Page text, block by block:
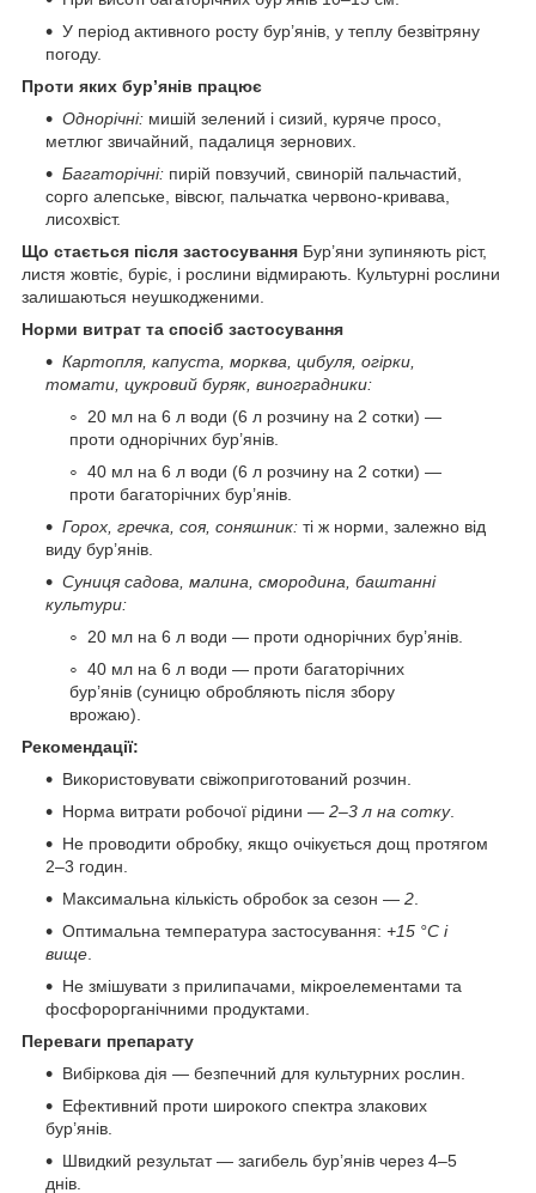
У період активного росту бур’янів, у теплу безвітряну
погоду.
Проти яких бур’янів працює
Однорічні: мишій зелений і сизий, куряче просо,
метлюг звичайний, падалиця зернових.
Багаторічні: пирій повзучий, свинорій пальчастий,
сорго алепське, вівсюг, пальчатка червоно-кривава,
лисохвіст.
Що стається після застосування Бур’яни зупиняють ріст,
листя жовтіє, буріє, і рослини відмирають. Культурні рослини
залишаються неушкодженими.
Норми витрат та спосіб застосування
Картопля, капуста, морква, цибуля, огірки,
томати, цукровий буряк, виноградники:
20 мл на 6 л води (6 л розчину на 2 сотки) —
проти однорічних бур’янів.
40 мл на 6 л води (6 л розчину на 2 сотки) —
проти багаторічних бур’янів.
Горох, гречка, соя, соняшник: ті ж норми, залежно від
виду бур’янів.
Суниця садова, малина, смородина, баштанні
культури:
20 мл на 6 л води — проти однорічних бур’янів.
40 мл на 6 л води — проти багаторічних
бур’янів (суницю обробляють після збору
врожаю).
Рекомендації:
Використовувати свіжоприготований розчин.
Норма витрати робочої рідини — 2–3 л на сотку.
Не проводити обробку, якщо очікується дощ протягом
2–3 годин.
Максимальна кількість обробок за сезон — 2
Оптимальна температура застосування: +15 °C і
вище
Не змішувати з прилипачами, мікроелементами та
фосфорорганічними продуктами.
Переваги препарату
Вибіркова дія — безпечний для культурних рослин.
Ефективний проти широкого спектра злакових
бур’янів.
Швидкий результат — загибель бур’янів через 4–5
днів.